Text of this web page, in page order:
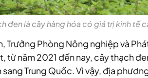
đen là cây hàng hóa có giá trị kinh tế
Trưởng Phòng Nông nghiệp và
từ năm 2021 đến nay, cây thạch
sang Trung Quốc. Vì vậy, địa